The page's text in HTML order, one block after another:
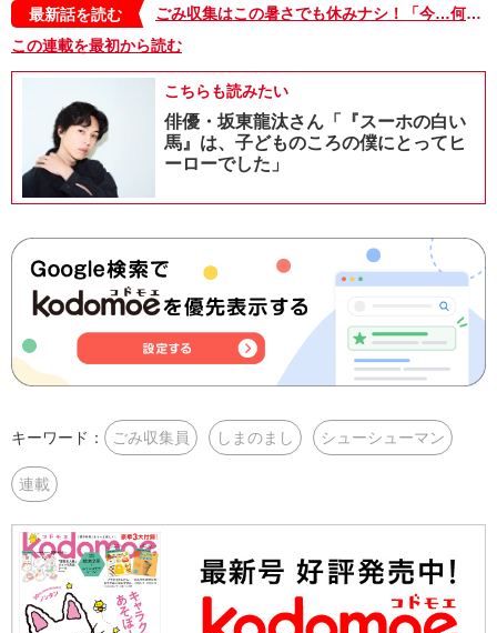
最新話を読む
ごみ収集はこの暑さでも休みナシ！「今…何度だ？」ヤバい…これはマジでヤバい…。“真夏のシューシューマン”篇【シューシューマン・17】
この連載を最初から読む
こちらも読みたい
俳優・坂東龍汰さん「『スーホの白い
馬』は、子どものころの僕にとってヒ
ーローでした」
キーワード： ごみ収集員 しまのまし シューシューマン
連載